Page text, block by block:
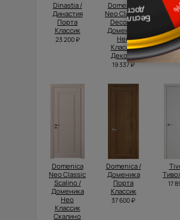
Dinastia /
Династия
Порта
Классик
23 200 ₽
Domenica
Neo Classic
Decoro /
Доменика
Нео
Классик
Декоро
19 337 ₽
32
Domenica
Neo Classic
Scalino /
Доменика
Нео
Классик
Скалино
Domenica /
Доменика
Порта
Классик
37 600 ₽
17